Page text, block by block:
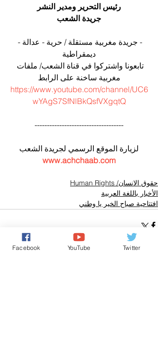
رئيس التحرير ومدير النشر
جريدة الشعب
- جريدة مغربية مستقلة / حرية - عدالة -
ديمقراطية
تابعونا واشتركوا في قناة الشعب/ ملفات
مغربية ساخنة على الرابط
https://www.youtube.com/channel/UC6
wYAgS7SfNlBkQsfVXgqtQ
------------------------------------
لزيارة الموقع الرسمي لجريدة الشعب
www.achchaab.com
حقوق الانسان/ Human Rights
الأخبار باللغة العربية
افتتاحية صباح الخير يا وطني
Facebook YouTube Twitter